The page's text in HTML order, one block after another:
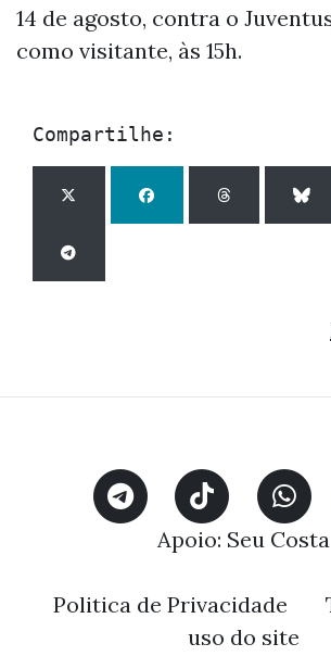
14 de agosto, contra o
como visitante, às 15h.
Compartilhe:
Apoio: Seu Costa
Politica de Privacidade
uso do site